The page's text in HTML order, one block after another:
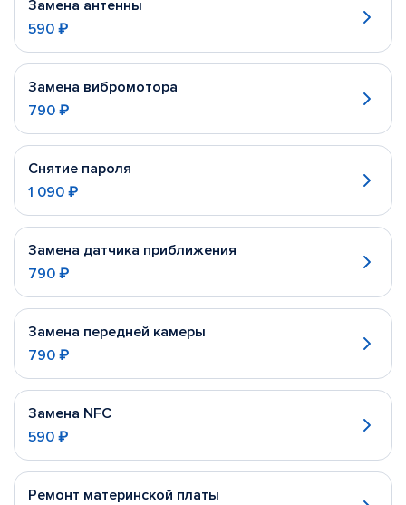
Замена антенны
590 ₽
Замена вибромотора
790 ₽
Снятие пароля
1 090 ₽
Замена датчика приближения
790 ₽
Замена передней камеры
790 ₽
Замена NFC
590 ₽
Ремонт материнской платы